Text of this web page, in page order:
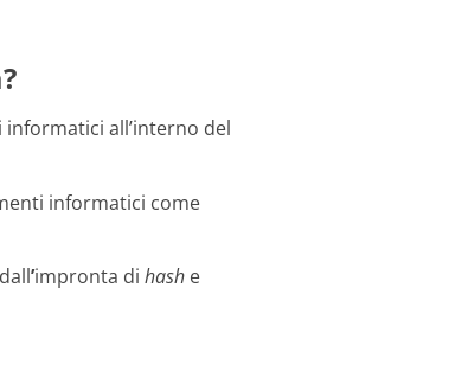
all’interno del
informatici come
’impronta di hash e